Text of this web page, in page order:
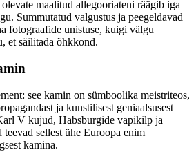
maalitud allegooriateni räägib iga
Summutatud valgustus ja peegeldavad
fotograafide unistuse, kuigi välgu
et säilitada õhkkond.
see kamin on sümboolika meistriteos,
ja kunstilisest geniaalsusest
V kujud, Habsburgide vapikilp ja
sellest ühe Euroopa enim
kamina.